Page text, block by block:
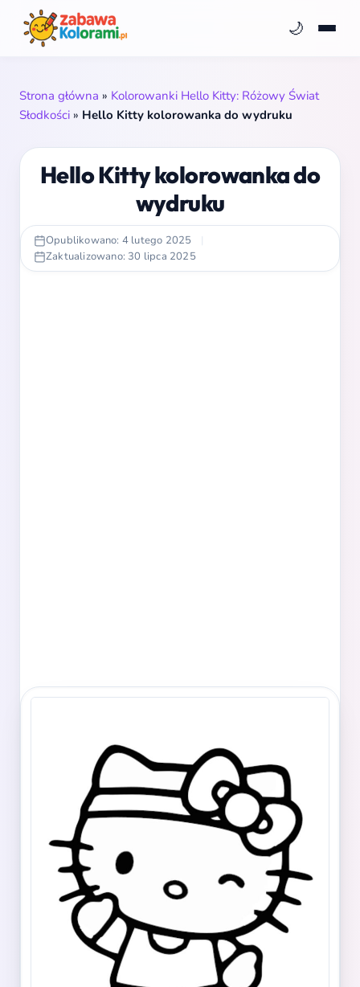
🌙
Strona główna » Kolorowanki Hello Kitty: Różowy Świat
Słodkości » Hello Kitty kolorowanka do wydruku
Hello Kitty kolorowanka do
wydruku
Opublikowano: 4 lutego 2025
|
Zaktualizowano: 30 lipca 2025